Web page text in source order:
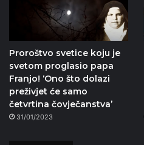
Proroštvo svetice koju je
svetom proglasio papa
Franjo! ‘Ono što dolazi
preživjet će samo
četvrtina čovječanstva’
31/01/2023